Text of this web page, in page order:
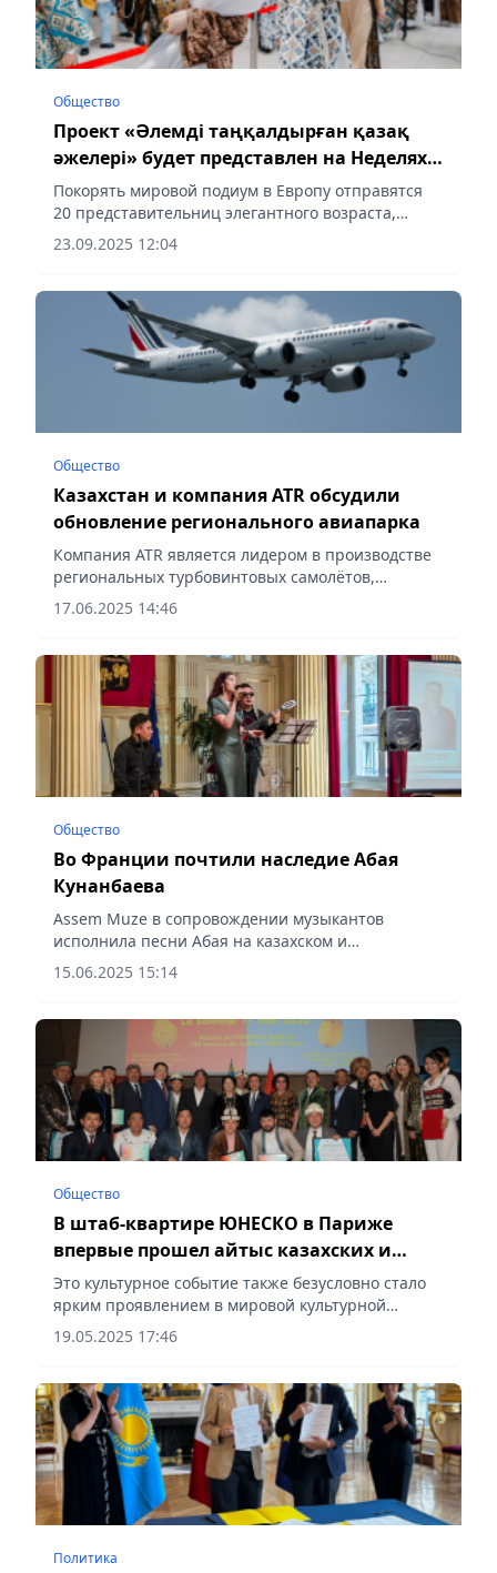
Общество
Проект «Әлемді таңқалдырған қазақ
әжелері» будет представлен на Неделях
моды в Париже и Милане
Покорять мировой подиум в Европу отправятся
20 представительниц элегантного возраста,
сообщает Vecher.kz.
23.09.2025 12:04
Общество
Казахстан и компания ATR обсудили
обновление регионального авиапарка
Компания ATR является лидером в производстве
региональных турбовинтовых самолётов,
сообщает Vecher.kz.
17.06.2025 14:46
Общество
Во Франции почтили наследие Абая
Кунанбаева
Assem Muze в сопровождении музыкантов
исполнила песни Абая на казахском и
французском языках, сообщает Vecher.kz.
15.06.2025 15:14
Общество
В штаб-квартире ЮНЕСКО в Париже
впервые прошел айтыс казахских и
кыргызских акынов
Это культурное событие также безусловно стало
ярким проявлением в мировой культурной
столице духовного единства братских стран –
Казахстана и Кыргызстана, сообщает Vecher.kz.
19.05.2025 17:46
Политика